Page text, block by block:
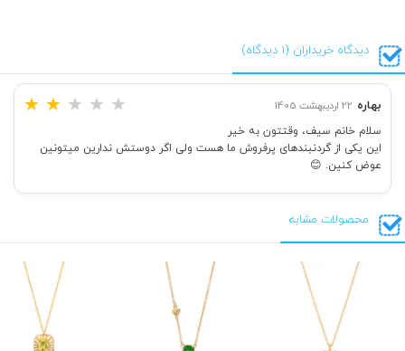
دیدگاه خریداران (1 دیدگاه)
بهاره 22 اردیبهشت 1405 ★ ★ ★ ★ ★
سلام خانم سیف، وقتتون به خیر
این یکی از گردنبندهای پرفروش ما هست ولی اگر دوستش ندارین میتونین
عوض کنین. 😊
محصولات مشابه